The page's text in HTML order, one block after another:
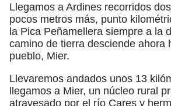
Llegamos a Ardines recorridos
pocos metros más, punto
la Pica Peñamellera siempre a la
camino de tierra desciende ahora
pueblo, Mier.
Llevaremos andados unos 13
llegamos a Mier, un núcleo rural
atravesado por el río Cares y